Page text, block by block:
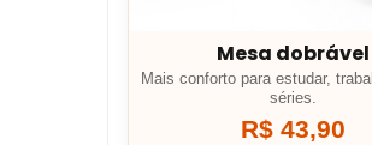
Mesa dobrável
Mais conforto para estudar,
séries.
R$ 43,90